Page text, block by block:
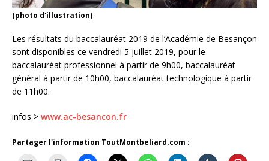
(photo d'illustration)
Les résultats du baccalauréat 2019 de l’Académie de Besançon
sont disponibles ce vendredi 5 juillet 2019, pour le
baccalauréat professionnel à partir de 9h00, baccalauréat
général à partir de 10h00, baccalauréat technologique à partir
de 11h00.
infos > www.ac-besancon.fr
Partager l'information ToutMontbeliard.com :